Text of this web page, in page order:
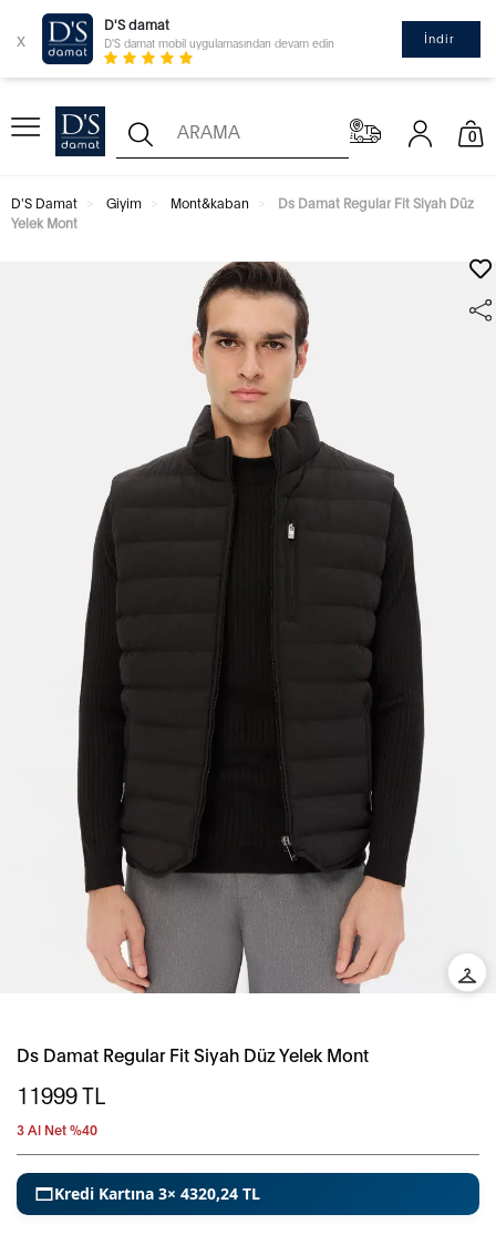
x
D'S damat
D'S damat mobil uygulamasından devam edin İndir
0
D'S Damat Giyim Mont&kaban
Ds Damat Regular Fit Siyah Düz
Yelek Mont
Ds Damat Regular Fit Siyah Düz Yelek Mont
11999TL
3 Al Net %40
Kredi Kartına 3× 4320,24 TL